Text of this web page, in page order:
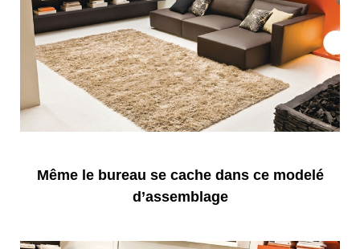
Même le bureau se cache dans ce modelé
d’assemblage